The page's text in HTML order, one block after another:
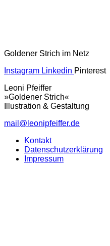
Goldener Strich im Netz
Instagram Linkedin Pinterest
Leoni Pfeiffer
»Goldener Strich«
Illustration & Gestaltung
mail@leonipfeiffer.de
Kontakt
Datenschutzerklärung
Impressum